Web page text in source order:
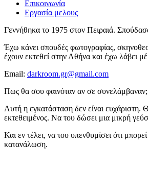
Επικοινωνία
Εργασία μελους
Γεννήθηκα το 1975 στον Πειραιά.
Έχω κάνει σπουδές φωτογραφίας,
έχουν εκτεθεί στην Αθήνα και έχω λάβει
Email: darkroom.gr@gmail.com
Πως θα σου φαινόταν αν σε συνελάμβαναν;
Αυτή η εγκατάσταση δεν είναι ευχάριστη.
εκτεθειμένος. Να του δώσει μια μικρή
Και εν τέλει, να του υπενθυμίσει ότι
κατανάλωση.